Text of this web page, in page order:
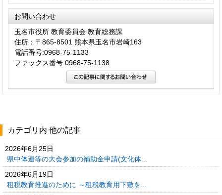
お問い合わせ
玉名市役所 教育委員会 教育総務課
住所：〒865-8501 熊本県玉名市岩崎163
電話番号:0968-75-1133
ファックス番号:0968-75-1138
カテゴリ内 他の記事
2026年6月25日
県中体連等の大会参加の補助金申請(文化体...
2026年6月19日
租税教育推進のために ～租税教育用下敷を...